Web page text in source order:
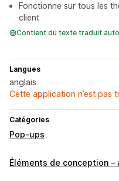
Fonctionne sur tous les
client
Contient du texte traduit
Langues
anglais
Cette application n’est pas
Catégories
Pop-ups
Types de pop-up
Éléments de conception –